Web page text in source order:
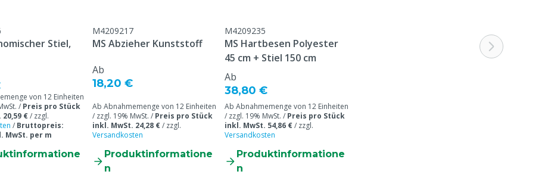
Stiel,
von 12 Einheiten
/ Preis pro Stück
€/ zzgl.
/ Bruttopreis:
MwSt. per m
M4209217
MS Abzieher Kunststoff
Ab
18,20 €
Ab Abnahmemenge von 12 Einheiten
/ zzgl. 19% MwSt. / Preis pro Stück
inkl. MwSt. 24,28 €/ zzgl.
Versandkosten
Produktinformatione
n
M4209235
MS Hartbesen Polyester
45 cm + Stiel 150 cm
Ab
38,80 €
Ab Abnahmemenge von 12 Einheiten
/ zzgl. 19% MwSt. / Preis pro Stück
inkl. MwSt. 54,86 €/ zzgl.
Versandkosten
Produktinformatione
n